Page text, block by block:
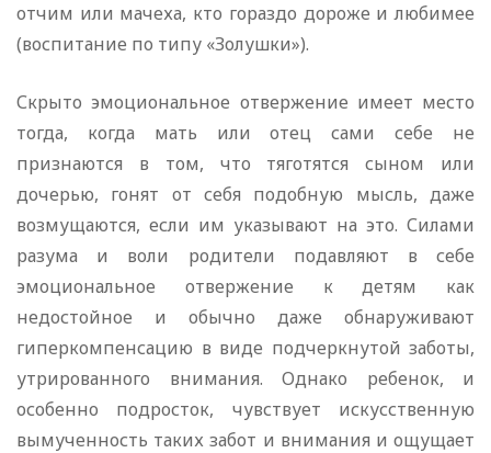
отчим или мачеха, кто гораздо дороже и любимее
(воспитание по типу «Золушки»).
Скрыто эмоциональное отвержение имеет место
тогда, когда мать или отец сами себе не
признаются в том, что тяготятся сыном или
дочерью, гонят от себя подобную мысль, даже
возмущаются, если им указывают на это. Силами
разума и воли родители подавляют в себе
эмоциональное отвержение к детям как
недостойное и обычно даже обнаруживают
гиперкомпенсацию в виде подчеркнутой заботы,
утрированного внимания. Однако ребенок, и
особенно подросток, чувствует искусственную
вымученность таких забот и внимания и ощущает